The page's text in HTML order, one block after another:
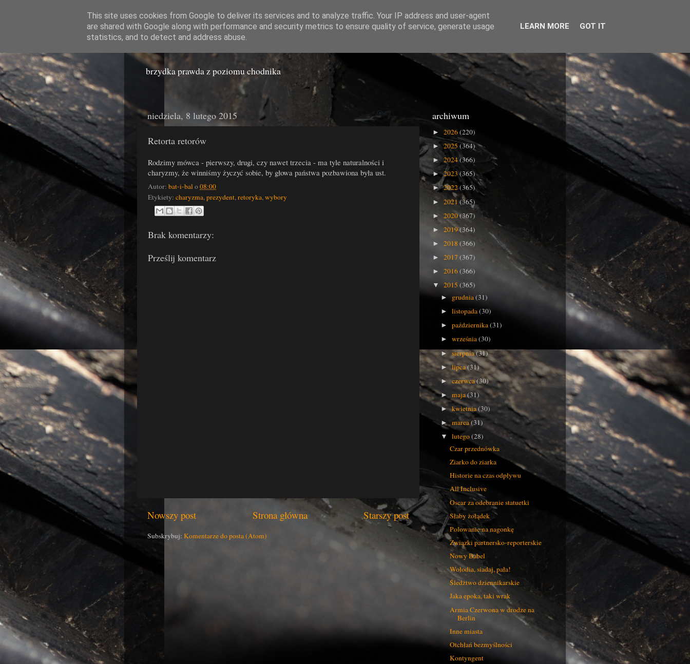
Miasto Gówna
brzydka prawda z poziomu chodnika
niedziela, 8 lutego 2015
Retorta retorów
Rodzimy mówca - pierwszy, drugi, czy nawet trzecia - ma tyle naturalności i
charyzmy, że winniśmy życzyć sobie, by głowa państwa pozbawiona była ust.
Autor: bat-i-bal o08:00
Etykiety: charyzma, prezydent, retoryka, wybory
Brak komentarzy:
Prześlij komentarz
Nowszy post Starszy post
Strona główna
Subskrybuj: Komentarze do posta (Atom)
archiwum
► 2026(220)
►2025(364)
► 2024(366)
►2023(365)
►2022(365)
► 2021(365)
► 2020(367)
► 2019(364)
► 2018 (366)
► 2017 (367)
► 2016(366)
▼ 2015 (365)
► grudnia(31)
►listopada(30)
►października(31)
►września(30)
►sierpnia(31)
►lipca(31)
►czerwca(30)
►maja(31)
►kwietnia(30)
►marca(31)
▼lutego(28)
Czar przednówka
Ziarko do ziarka
Historie na czas odpływu
All Inclusive
Oscar za odebranie statuetki
Słaby żołądek
Polowanie na nagonkę
Związki partnersko-reporterskie
Nowy Babel
Wołodia, siadaj, pała!
Śledztwo dziennikarskie
Jaka epoka, taki wrak
Armia Czerwona w drodze na
Berlin
Inne miasta
Otchłań bezmyślności
Kontyngent
This site uses cookies from Google to deliver its services and to analyze traffic. Your IP address and user-agent
are shared with Google along with performance and security metrics to ensure quality of service, generate usage
statistics, and to detect and address abuse.
LEARN MORE GOT IT